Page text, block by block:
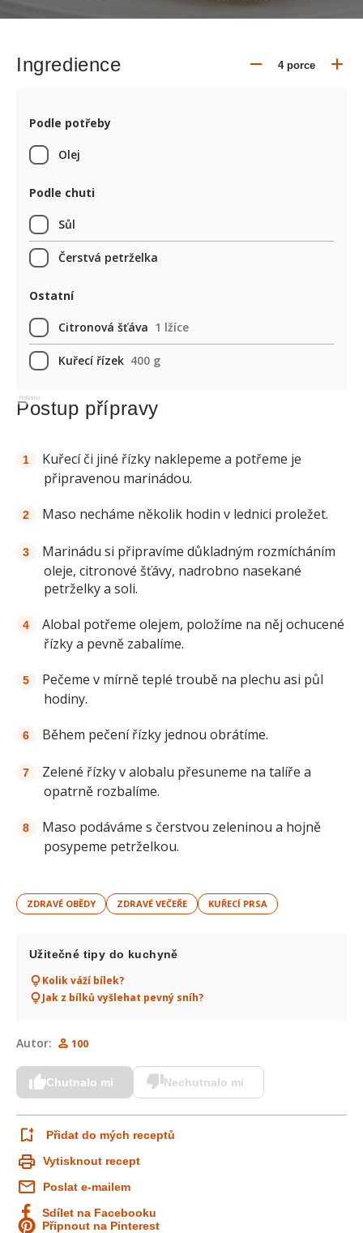
Ingredience
Podle potřeby
Olej
Podle chuti
Sůl
Čerstvá petrželka
Ostatní
Citronová šťáva 1 lžíce
Kuřecí řízek 400 g
Reklama
Postup přípravy
Kuřecí či jiné řízky naklepeme a potřeme je
připravenou marinádou.
Maso necháme několik hodin v lednici proležet.
Marinádu si připravíme důkladným rozmícháním
oleje, citronové šťávy, nadrobno nasekané
petrželky a soli.
Alobal potřeme olejem, položíme na něj ochucené
řízky a pevně zabalíme.
Pečeme v mírně teplé troubě na plechu asi půl
hodiny.
Během pečení řízky jednou obrátíme.
Zelené řízky v alobalu přesuneme na talíře a
opatrně rozbalíme.
Maso podáváme s čerstvou zeleninou a hojně
posypeme petrželkou.
ZDRAVÉ OBĚDY ZDRAVÉ VEČEŘE KUŘECÍ PRSA
Užitečné tipy do kuchyně
Kolik váží bílek?
Jak z bílků vyšlehat pevný sníh?
Autor: 100
Chutnalo mi Nechutnalo mi
Přidat do mých receptů
Vytisknout recept
Poslat e-mailem
Sdílet na Facebooku
Připnout na Pinterest